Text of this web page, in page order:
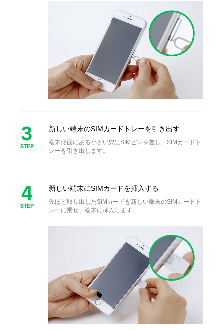
新しい端末のSIMカードトレーを引き出す
端末側面にある小さい穴にSIMピンを差し、SIMカードト
レーを引き出します。
新しい端末にSIMカードを挿入する
先ほど取り出したSIMカードを新しい端末のSIMカードト
レーに乗せ、端末に挿入します。